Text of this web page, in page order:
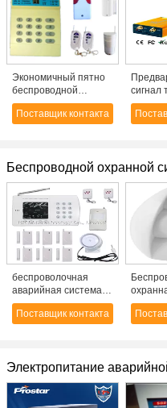
Экономичный пятно
беспроводной
сигнализации
системы CX-54
Поставщик контакта
сигнал
Doppler
Беспроводной охранной
беспроволочная
аварийная система
охранной
сигнализации (L& L-
Поставщик контакта
Электропитание